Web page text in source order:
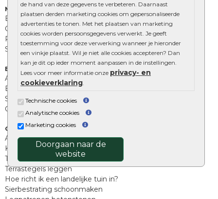
de hand van deze gegevens te verbeteren. Daarnaast
plaatsen derden marketing cookies om gepersonaliseerde
advertenties te tonen. Met het plaatsen van marketing
cookies worden persoonsgegevens verwerkt. Je geeft
toestemming voor deze verwerking wanneer je hieronder
een vinkje plaatst. Wil je niet alle cookies accepteren? Dan
kan je dit op ieder moment aanpassen in de instellingen.
Lees voor meer informatie onze privacy- en
cookieverklaring.
Technische cookies
Analytische cookies
Marketing cookies
Doorgaan naar de
website
Muurelementen
Betonbielzen
Opsluitbanden
Palissades
Stapelblokken
Extra benodigdheden
Afwatering en diversen
Beplantings en betonelementen
Split, grind en zand
Oprit tegels
Overig
Aanbiedingen
Kunstgras
Tuintegels outlet
Terrastegels leggen
Hoe richt ik een landelijke tuin in?
Sierbestrating schoonmaken